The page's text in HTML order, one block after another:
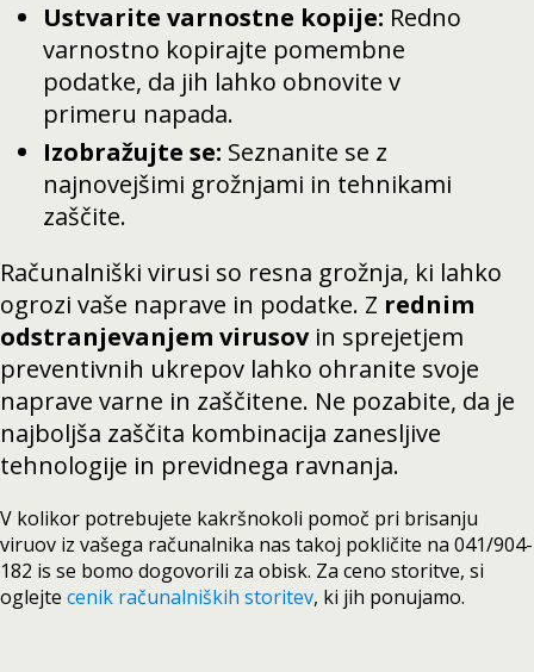
Ustvarite varnostne kopije: Redno
varnostno kopirajte pomembne
podatke, da jih lahko obnovite v
primeru napada.
Izobražujte se: Seznanite se z
najnovejšimi grožnjami in tehnikami
zaščite.
Računalniški virusi so resna grožnja, ki lahko
ogrozi vaše naprave in podatke. Z rednim
odstranjevanjem virusovin sprejetjem
preventivnih ukrepov lahko ohranite svoje
naprave varne in zaščitene. Ne pozabite, da je
najboljša zaščita kombinacija zanesljive
tehnologije in previdnega ravnanja.
V kolikor potrebujete kakršnokoli pomoč pri brisanju
viruov iz vašega računalnika nas takoj pokličite na 041/904-
182 is se bomo dogovorili za obisk. Za ceno storitve, si
oglejte cenik računalniških storitev, ki jih ponujamo.